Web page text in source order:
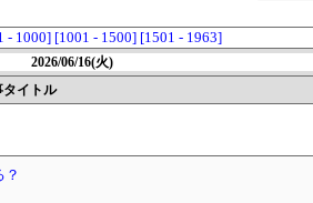
- 1000] [1001 - 1500] [1501 - 1963]
2026/06/16(火)
タイトル